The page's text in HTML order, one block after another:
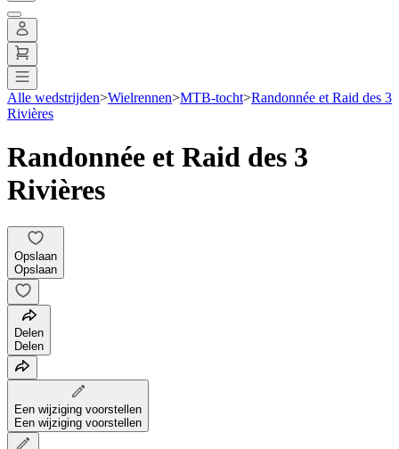
Alle wedstrijden>Wielrennen>MTB-tocht>Randonnée et Raid des 3
Rivières
Randonnée et Raid des 3
Rivières
Opslaan
Opslaan
Delen
Delen
Een wijziging voorstellen
Een wijziging voorstellen